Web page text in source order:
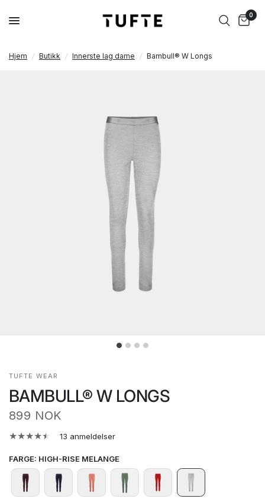
0
Hjem / Butikk / Innerste lag dame / Bambull® W Longs
TUFTE WEAR
BAMBULL® W LONGS
899 NOK
13 anmeldelser
FARGE: HIGH-RISE MELANGE